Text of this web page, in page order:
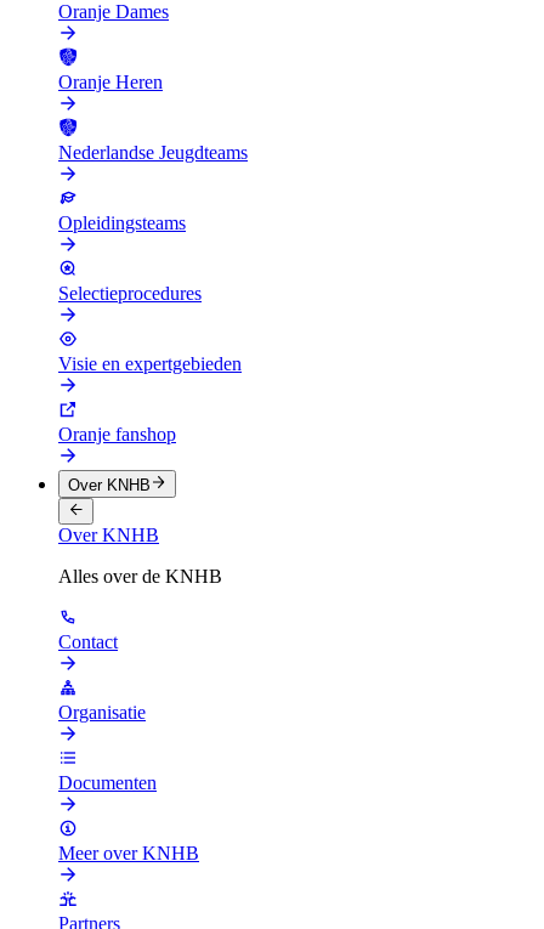
Oranje Dames
Oranje Heren
Nederlandse Jeugdteams
Opleidingsteams
Selectieprocedures
Visie en expertgebieden
Oranje fanshop
Over KNHB
Over KNHB
Alles over de KNHB
Contact
Organisatie
Documenten
Meer over KNHB
Partners